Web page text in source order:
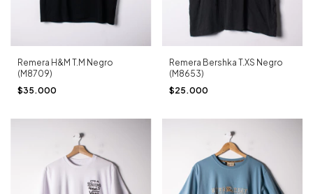
Remera H&M T.M Negro
(M8709)
$35.000
Remera Bershka T.XS Negro
(M8653)
$25.000